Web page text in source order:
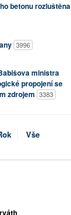
betonu rozluštěna
3996
ministra
propojení se
zdrojem 3383
Vše